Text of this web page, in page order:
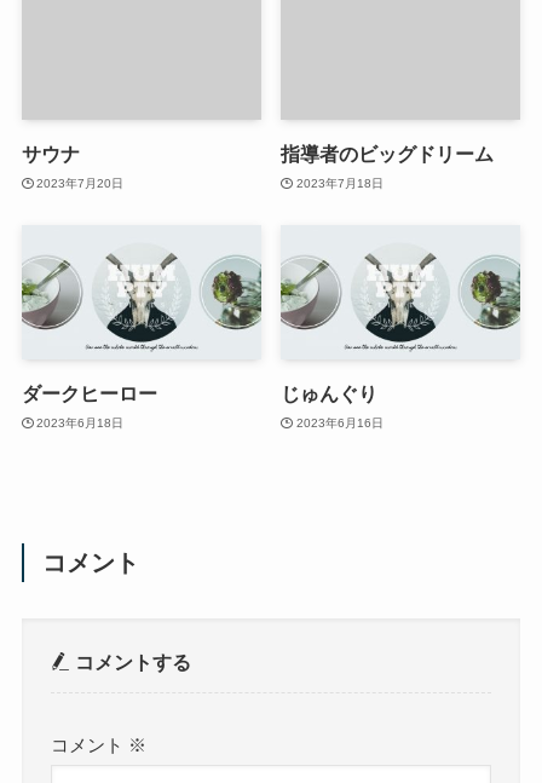
サウナ
2023年7月20日
指導者のビッグドリーム
2023年7月18日
ダークヒーロー
2023年6月18日
じゅんぐり
2023年6月16日
コメント
コメントする
コメント ※